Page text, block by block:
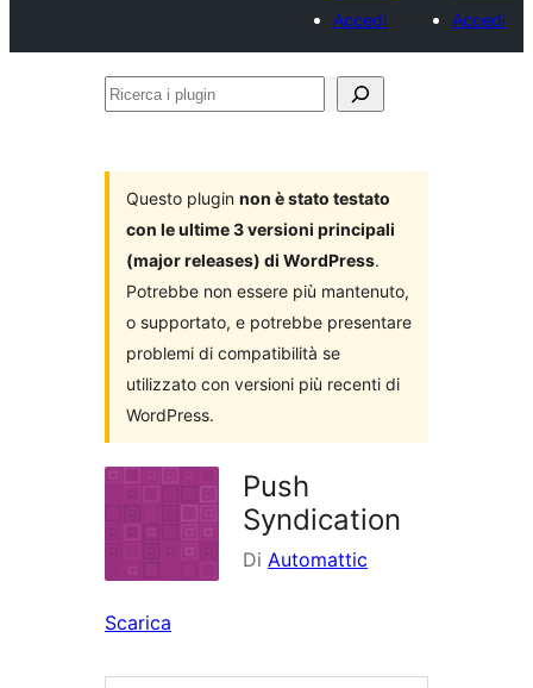
Accedi
Accedi
Ricerca
Questo plugin non è stato testato
con le ultime 3 versioni principali
(major releases) di WordPress.
Potrebbe non essere più mantenuto,
o supportato, e potrebbe presentare
problemi di compatibilità se
utilizzato con versioni più recenti di
WordPress.
Push
Syndication
Di Automattic
Scarica